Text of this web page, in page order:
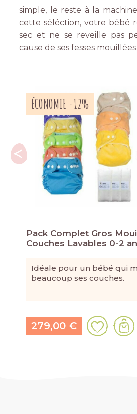
simple, le reste à la
cetteséléction, votre bébé
sec et ne se reveille pas
cause de sesfesses mouillées
ÉCONOMIE -12%
Pack Complet Gros
Couches Lavables 0-2
Idéale pour un bébé qui
beaucoup ses couches.
279,00 €